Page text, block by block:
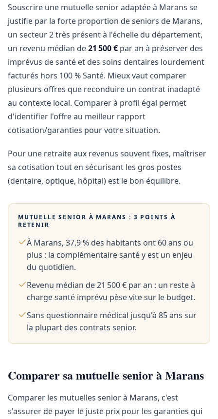
Souscrire une mutuelle senior adaptée à Marans se
justifie par la forte proportion de seniors de Marans,
un secteur 2 très présent à l'échelle du département,
un revenu médian de21 500 € par an à préserver des
imprévus de santé et des soins dentaires lourdement
facturés hors 100 % Santé. Mieux vaut comparer
plusieurs offres que reconduire un contrat inadapté
au contexte local. Comparer à profil égal permet
d'identifier l'offre au meilleur rapport
cotisation/garanties pour votre situation.
Pour une retraite aux revenus souvent fixes, maîtriser
sa cotisation tout en sécurisant les gros postes
(dentaire, optique, hôpital) est le bon équilibre.
MUTUELLE SENIOR À MARANS : 3 POINTS À
RETENIR
À Marans, 37,9 % des habitants ont 60 ans ou
plus : la complémentaire santé y est un enjeu
du quotidien.
Revenu médian de 21 500 € par an : un reste à
charge santé imprévu pèse vite sur le budget.
Sans questionnaire médical jusqu'à 85 ans sur
la plupart des contrats senior.
Comparer sa mutuelle senior à Marans
Comparer les mutuelles senior à Marans, c'est
s'assurer de payer le juste prix pour les garanties qui